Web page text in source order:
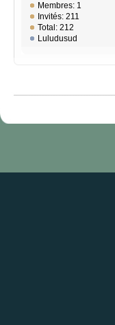
Membres: 1
Invités: 211
Total: 212
Luludusud